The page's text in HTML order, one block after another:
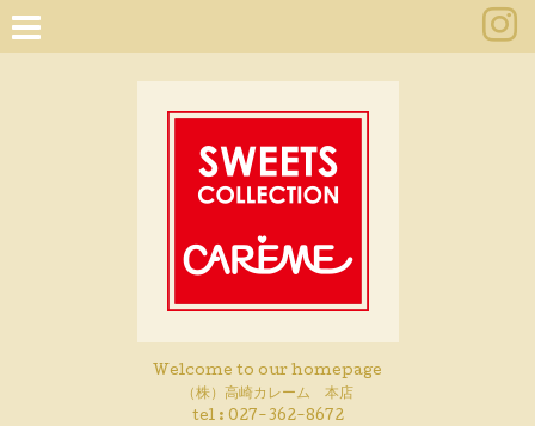
Welcome to our homepage
（株）高崎カレーム 本店
tel : 027-362-8672